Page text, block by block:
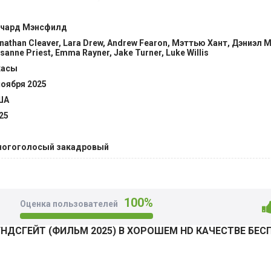
на прочность. Актеры вздрагивали от каждого
Теперь перед героями две задачи: довести
ли сил и удачи выйти из жутких стен. @Filmix.fan
Мэнсфилд
Cleaver, Lara Drew, Andrew Fearon, Мэттью Хант, Дэниэл
Priest, Emma Rayner, Jake Turner, Luke Willis
2025
закадровый
Оценка пользователей 100%
(ФИЛЬМ 2025) В ХОРОШЕМ HD КАЧЕСТВЕ